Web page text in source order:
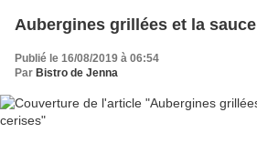
Aubergines grillées et la
Publié le 16/08/2019 à 06:54
Par Bistro de Jenna